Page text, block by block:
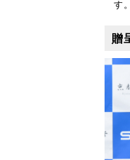
す
贈